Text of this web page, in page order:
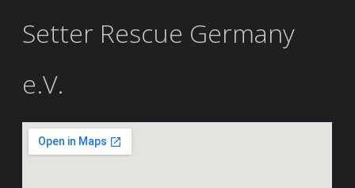
Setter Rescue Germany
e.V.